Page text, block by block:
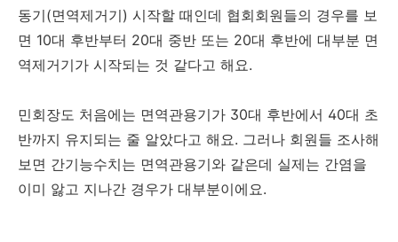
동기(면역제거기) 시작할 때인데 협회회원들의 경우를 보
면 10대 후반부터 20대 중반 또는 20대 후반에 대부분 면
역제거기가 시작되는 것 같다고 해요.
민회장도 처음에는 면역관용기가 30대 후반에서 40대 초
반까지 유지되는 줄 알았다고 해요. 그러나 회원들 조사해
보면 간기능수치는 면역관용기와 같은데 실제는 간염을
이미 앓고 지나간 경우가 대부분이에요.